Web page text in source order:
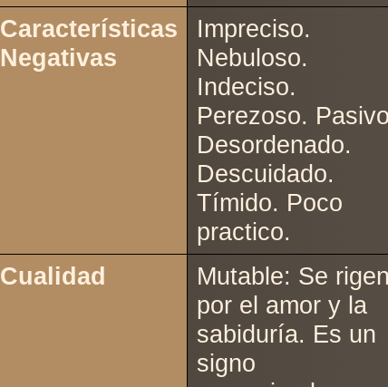
Características
Negativas
Impreciso.
Nebuloso.
Indeciso.
Perezoso.
Desordenado.
Descuidado.
Tímido. Poco
practico.
Cualidad
Mutable: Se rigen
por el amor y la
sabiduría. Es un
signo